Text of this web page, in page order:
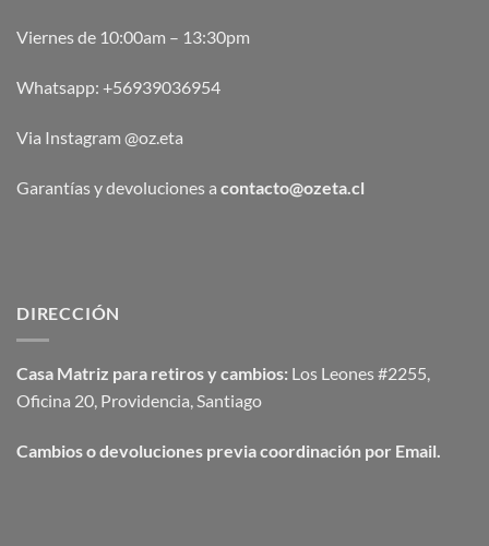
Viernes de 10:00am – 13:30pm
Whatsapp: +56939036954
Via Instagram @oz.eta
Garantías y devoluciones a contacto@ozeta.cl
DIRECCIÓN
Casa Matriz para retiros y cambios: Los Leones #2255,
Oficina 20, Providencia, Santiago
Cambios o devoluciones previa coordinación por Email.